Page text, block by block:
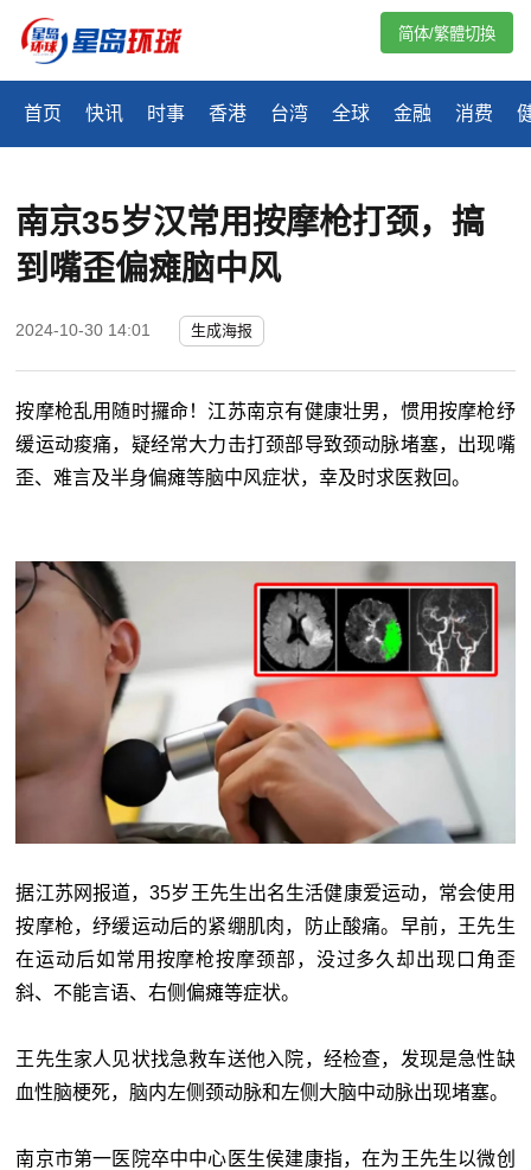
首页 快讯 时事 香港 台湾 全球 金融 消费
简体/繁體切換
南京35岁汉常用按摩枪打颈，搞
到嘴歪偏瘫脑中风
2024-10-30 14:01 生成海报
按摩枪乱用随时攞命！江苏南京有健康壮男，惯用按摩枪纾
缓运动痠痛，疑经常大力击打颈部导致颈动脉堵塞，出现嘴
歪、难言及半身偏瘫等脑中风症状，幸及时求医救回。
据江苏网报道，35岁王先生出名生活健康爱运动，常会使用
按摩枪，纾缓运动后的紧绷肌肉，防止酸痛。早前，王先生
在运动后如常用按摩枪按摩颈部，没过多久却出现口角歪
斜、不能言语、右侧偏瘫等症状。
王先生家人见状找急救车送他入院，经检查，发现是急性缺
血性脑梗死，脑内左侧颈动脉和左侧大脑中动脉出现堵塞。
南京市第一医院卒中中心医生侯建康指，在为王先生以微创